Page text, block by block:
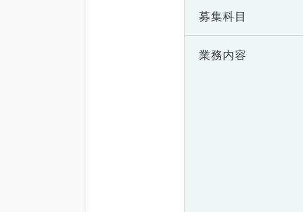
募集科目
業務内容